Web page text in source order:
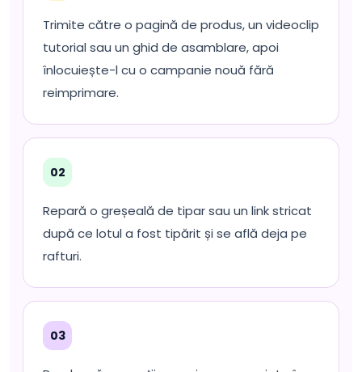
Trimite către o pagină de produs, un videoclip
tutorial sau un ghid de asamblare, apoi
înlocuiește-l cu o campanie nouă fără
reimprimare.
02
Repară o greșeală de tipar sau un link stricat
după ce lotul a fost tipărit și se află deja pe
rafturi.
03